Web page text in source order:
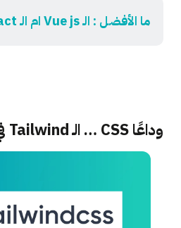
ما الأفضل : الـ Vue js ام الـ React ام الـ Angular ؟
وداعًا CSS … الـ Tailwind في المقدمة